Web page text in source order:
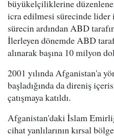
büyükelçiliklerine
icra edilmesi sürecinde
sürecin ardından ABD
İlerleyen dönemde ABD
alınarak başına 10 milyon
2001 yılında Afganistan'a
başladığında da direniş
çatışmaya katıldı.
Afganistan'daki İslam
cihat yanlılarının kırsal